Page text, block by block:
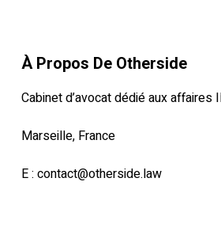
À Propos De Otherside
Cabinet d’avocat dédié aux affaires
Marseille, France
E : contact@otherside.law